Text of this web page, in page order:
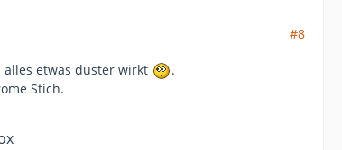
#8
alles etwas duster wirkt
.
Stich.